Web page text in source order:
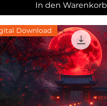
In den Warenkorb
Download